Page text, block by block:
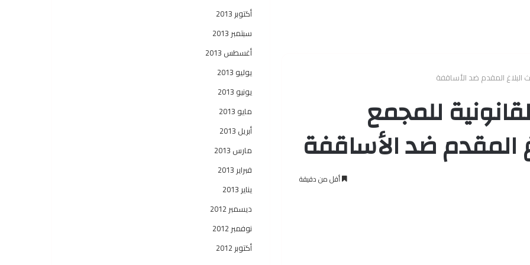
البلاغ المقدم ضد الأساقفة
للمجمع
المقدم ضد الأساقفة
أقل من دقيقة
أكتوبر 2013
سبتمبر 2013
أغسطس 2013
يوليو 2013
يونيو 2013
مايو 2013
أبريل 2013
مارس 2013
فبراير 2013
يناير 2013
ديسمبر 2012
نوفمبر 2012
أكتوبر 2012